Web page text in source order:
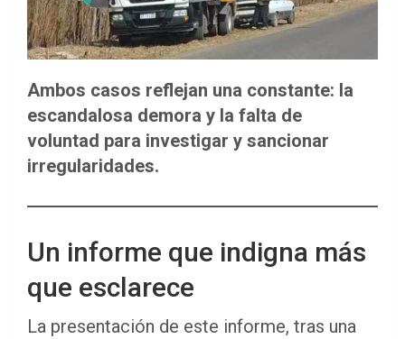
Ambos casos reflejan una constante: la
escandalosa demora y la falta de
voluntad para investigar y sancionar
irregularidades.
Un informe que indigna más
que esclarece
La presentación de este informe, tras una